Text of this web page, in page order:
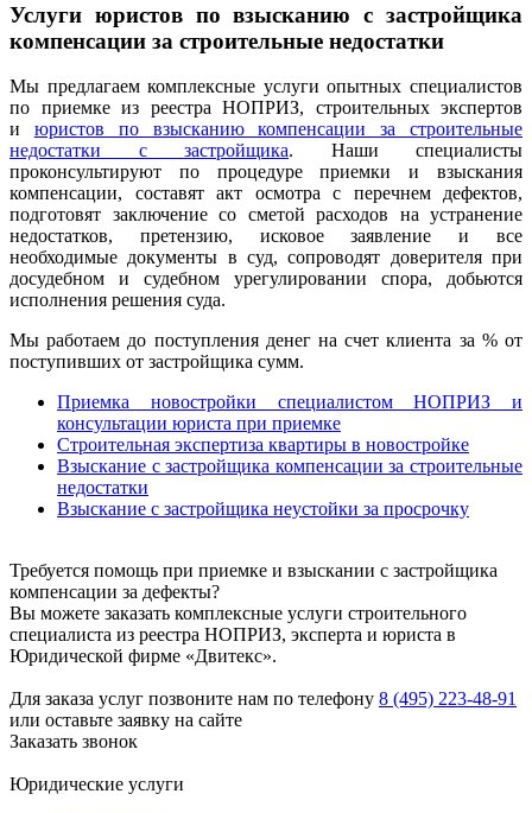
Услуги юристов по взысканию с застройщика
компенсации за строительные недостатки
Мы предлагаем комплексные услуги опытных специалистов
по приемке из реестра НОПРИЗ, строительных экспертов
и юристов по взысканию компенсации за строительные
недостатки с застройщика. Наши специалисты
проконсультируют по процедуре приемки и взыскания
компенсации, составят акт осмотра с перечнем дефектов,
подготовят заключение со сметой расходов на устранение
недостатков, претензию, исковое заявление и все
необходимые документы в суд, сопроводят доверителя при
досудебном и судебном урегулировании спора, добьются
исполнения решения суда.
Мы работаем до поступления денег на счет клиента за % от
поступивших от застройщика сумм.
Приемка новостройки специалистом НОПРИЗ и
консультации юриста при приемке
Строительная экспертиза квартиры в новостройке
Взыскание с застройщика компенсации за строительные
недостатки
Взыскание с застройщика неустойки за просрочку
Требуется помощь при приемке и взыскании с застройщика
компенсации за дефекты?
Вы можете заказать комплексные услуги строительного
специалиста из реестра НОПРИЗ, эксперта и юриста в
Юридической фирме «Двитекс».
Для заказа услуг позвоните нам по телефону 8 (495) 223-48-91
или оставьте заявку на сайте
Заказать звонок
Юридические услуги